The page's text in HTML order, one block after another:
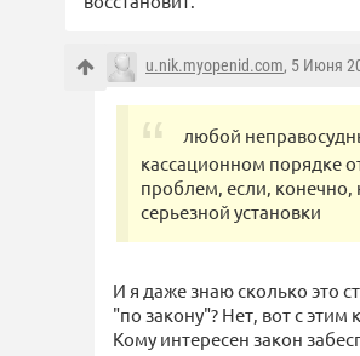
u.nik.myopenid.com, 5 Июня
любой
кассационном порядке
проблем, если, конечно,
серьезной установки
И я даже знаю сколько это
"по закону"? Нет, вот с
Кому интересен закон